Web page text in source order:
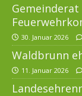
30. Januar 2026
Waldbrunn
11. Januar 2026